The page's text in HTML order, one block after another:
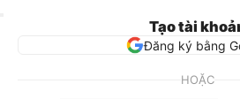
Tạo tài
Đăng ký bằng
HOẶC